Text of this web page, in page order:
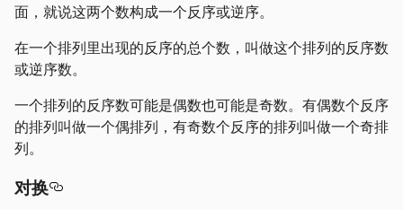
面，就说这两个数构成一个反序或逆序。
在一个排列里出现的反序的总个数，叫做这个排列的反序数
或逆序数。
一个排列的反序数可能是偶数也可能是奇数。有偶数个反序
的排列叫做一个偶排列，有奇数个反序的排列叫做一个奇排
列。
对换